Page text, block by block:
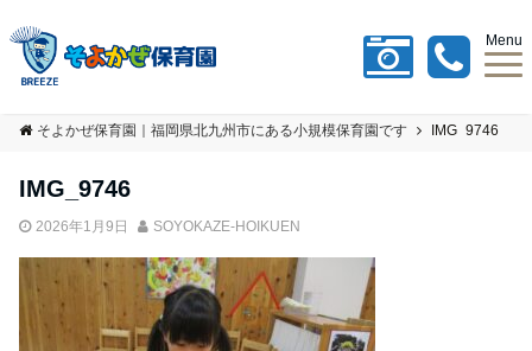
Menu
そよかぜ保育園｜福岡県北九州市にある小規模保育園です IMG_9746
IMG_9746
2026年1月9日 SOYOKAZE-HOIKUEN